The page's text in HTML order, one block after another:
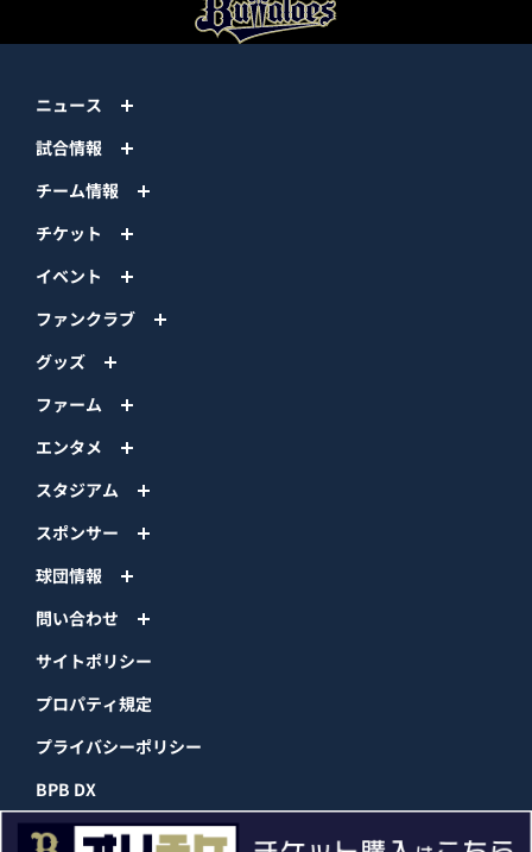
ニュース
試合情報
チーム情報
チケット
イベント
ファンクラブ
グッズ
ファーム
エンタメ
スタジアム
スポンサー
球団情報
問い合わせ
サイトポリシー
プロパティ規定
プライバシーポリシー
BPB DX